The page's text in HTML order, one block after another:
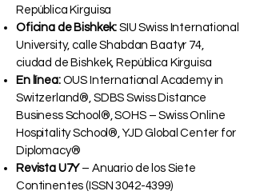
República Kirguisa
Oficina de Bishkek: SIU Swiss International
University, calle Shabdan Baatyr 74,
ciudad de Bishkek, República Kirguisa
En línea:OUS International Academy in
Switzerland®, SDBS Swiss Distance
Business School®, SOHS – Swiss Online
Hospitality School®, YJD Global Center for
Diplomacy®
Revista U7Y– Anuario de los Siete
Continentes (ISSN3042-4399)